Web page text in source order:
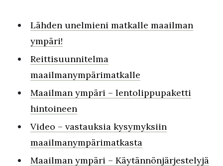
Lähden unelmieni matkalle maailman
ympäri!
Reittisuunnitelma
maailmanympärimatkalle
Maailman ympäri – lentolippupaketti
hintoineen
Video – vastauksia kysymyksiin
maailmanympärimatkasta
Maailman ympäri – Käytännönjärjestelyjä